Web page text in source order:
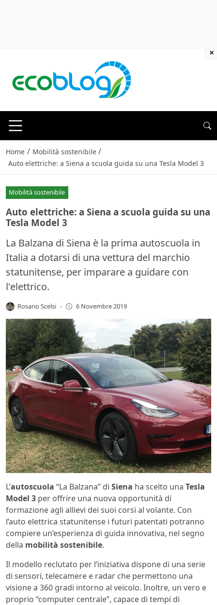
Home / Mobilità sostenibile /
Auto elettriche: a Siena a scuola guida su una Tesla Model 3
Mobilità sostenibile
Auto elettriche: a Siena a scuola guida su una
Tesla Model 3
La Balzana di Siena è la prima autoscuola in
Italia a dotarsi di una vettura del marchio
statunitense, per imparare a guidare con
l'elettrico.
Rosario Scelsi - 6 Novembre 2019
L’autoscuola “La Balzana” di Siena ha scelto una Tesla
Model 3 per offrire una nuova opportunità di
formazione agli allievi dei suoi corsi al volante. Con
l’auto elettrica statunitense i futuri patentati potranno
compiere un’esperienza di guida innovativa, nel segno
della mobilità sostenibile.
Il modello reclutato per l’iniziativa dispone di una serie
di sensori, telecamere e radar che permettono una
visione a 360 gradi intorno al veicolo. Inoltre, un vero e
proprio “computer centrale”, capace di tempi di
×